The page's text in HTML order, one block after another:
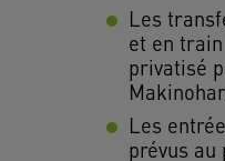
Les
et en
privatisé
Les
prévus au